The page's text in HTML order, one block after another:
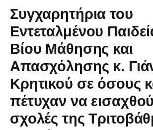
Συγχαρητήρια του
Εντεταλμένου
Βίου Μάθησης και
Απασχόλησης κ.
Κρητικού σε όσους και όσες
πέτυχαν να
σχολές της